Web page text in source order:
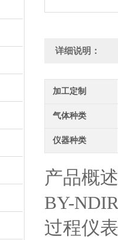
详细说明：
加工定制
气体种类
仪器种类
产品概
BY-
过程仪